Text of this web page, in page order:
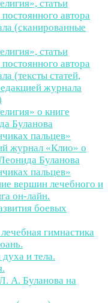
статьи
автора
(сканированные
статьи
автора
(тексты статей,
журнала
о книге
Буланова
пальцев»
журнал «Клио» о
Буланова
пальцев»
вершин лечебного и
он-лайн.
боевых
гимнастика
и тела.
А. Буланова на